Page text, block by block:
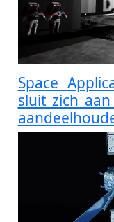
Space
sluit zich